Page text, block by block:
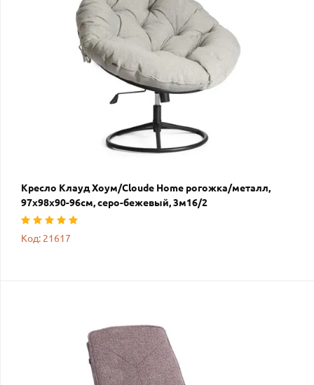
Кресло Клауд Хоум/Cloude Home рогожка/металл,
97х98х90-96см, серо-бежевый, 3м16/2
Код: 21617